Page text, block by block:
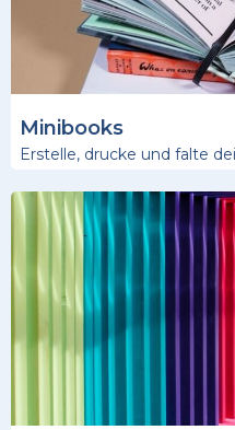
Minibooks
Erstelle, drucke und falte